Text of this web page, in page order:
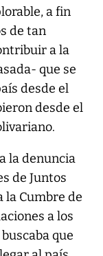
a fin
de tan
a la
que se
desde el
desde el
la denuncia
de Juntos
la Cumbre de
a los
que